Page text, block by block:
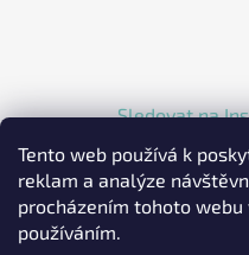
Tento web používá k
reklam a analýze
procházením tohoto
používáním.
Sledovat na